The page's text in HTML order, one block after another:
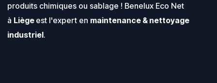
produits chimiques ou sablage ! Benelux Eco Net
à Liège est l'expert en maintenance & nettoyage
industriel.